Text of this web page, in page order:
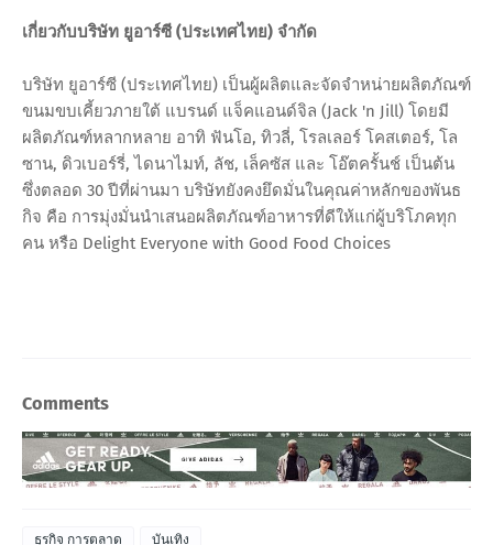
เกี่ยวกับบริษัท ยูอาร์ซี (ประเทศไทย) จำกัด
บริษัท ยูอาร์ซี (ประเทศไทย) เป็นผู้ผลิตและจัดจำหน่ายผลิตภัณฑ์
ขนมขบเคี้ยวภายใต้ แบรนด์ แจ็คแอนด์จิล (Jack 'n Jill) โดยมี
ผลิตภัณฑ์หลากหลาย อาทิ ฟันโอ, ทิวลี่, โรลเลอร์ โคสเตอร์, โล
ซาน, ดิวเบอร์รี่, ไดนาไมท์, ลัช, เล็คซัส และ โอ๊ตครั้นช์ เป็นต้น
ซึ่งตลอด 30 ปีที่ผ่านมา บริษัทยังคงยึดมั่นในคุณค่าหลักของพันธ
กิจ คือ การมุ่งมั่นนำเสนอผลิตภัณฑ์อาหารที่ดีให้แก่ผู้บริโภคทุก
คน หรือ Delight Everyone with Good Food Choices
Comments
ธุรกิจ การตลาด บันเทิง